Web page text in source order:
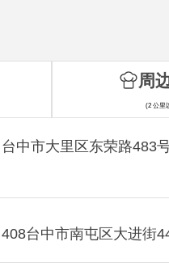
中市大里区东荣路483
台中市南屯区大进街
周
(2 公里